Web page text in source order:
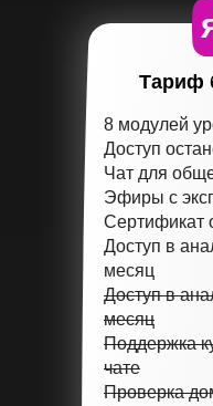
Тариф
8 модулей
Доступ
Чат для
Эфиры с
Сертификат
Доступ в
месяц
Доступ в
месяц
Поддержка
чате
Проверка